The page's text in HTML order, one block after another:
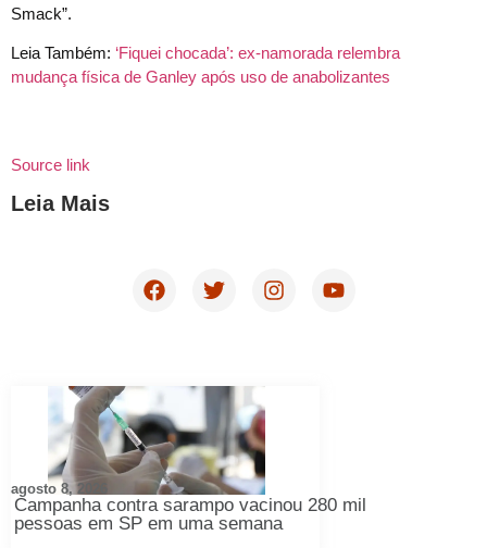
Smack”.
Leia Também: ‘Fiquei chocada’: ex-namorada relembra
mudança física de Ganley após uso de anabolizantes
Source link
Leia Mais
Campanha contra sarampo vacinou 280 mil
pessoas em SP em uma semana
agosto 8, 2026